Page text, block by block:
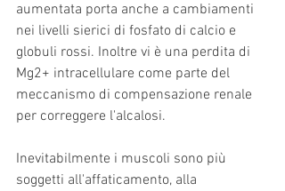
aumentata porta anche a cambiamenti
nei livelli sierici di fosfato di calcio e
globuli rossi. Inoltre vi è una perdita di
Mg2+ intracellulare come parte del
meccanismo di compensazione renale
per correggere l'alcalosi.
Inevitabilmente i muscoli sono più
soggetti all'affaticamento, alla